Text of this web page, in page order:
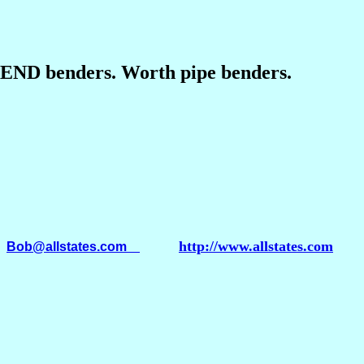
benders. Worth pipe benders.
Bob@allstates.com http://www.allstates.com